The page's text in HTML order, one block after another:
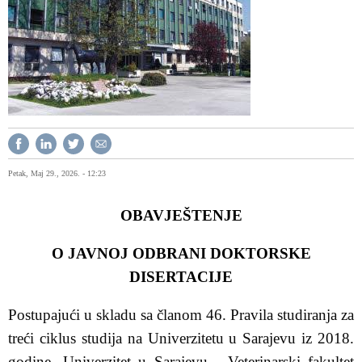
Petak, Maj 29., 2026. - 12:23
OBAVJEŠTENJE
O JAVNOJ ODBRANI DOKTORSKE
DISERTACIJE
Postupajući u skladu sa članom 46. Pravila studiranja za
treći ciklus studija na Univerzitetu u Sarajevu iz 2018.